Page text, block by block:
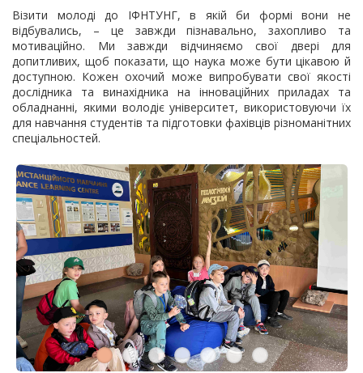
Візити молоді до ІФНТУНГ, в якій би формі вони не
відбувались, – це завжди пізнавально, захопливо та
мотиваційно. Ми завжди відчиняємо свої двері для
допитливих, щоб показати, що наука може бути цікавою й
доступною. Кожен охочий може випробувати свої якості
дослідника та винахідника на інноваційних приладах та
обладнанні, якими володіє університет, використовуючи їх
для навчання студентів та підготовки фахівців різноманітних
спеціальностей.